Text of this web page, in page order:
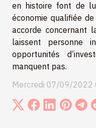
en histoire font de
économie qualifiée
accorde concernant
laissent personne
opportunités
manquent pas.
Mercredi 07/09/2022